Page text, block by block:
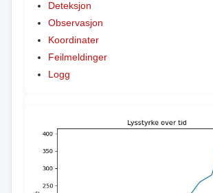
Deteksjon
Observasjon
Koordinater
Feilmeldinger
Logg